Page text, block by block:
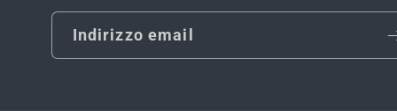
Indirizzo email